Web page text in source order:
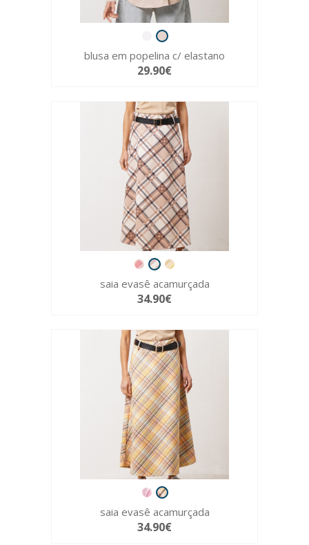
blusa em popelina c/ elastano
29.90€
saia evasê acamurçada
34.90€
saia evasê acamurçada
34.90€